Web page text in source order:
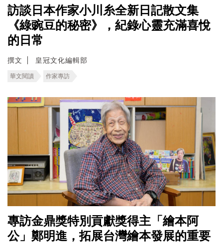
訪談日本作家小川糸全新日記散文集
《綠豌豆的秘密》，紀錄心靈充滿喜悅
的日常
撰文 皇冠文化編輯部
華文閱讀 作家專訪
專訪金鼎獎特別貢獻獎得主「繪本阿
公」鄭明進，拓展台灣繪本發展的重要